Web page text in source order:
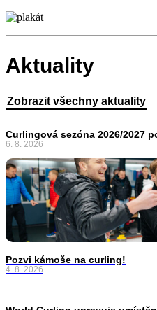
Aktuality
Zobrazit všechny aktuality
Curlingová sezóna 2026/2027
6. 8. 2026
Pozvi kámoše na curling!
4. 8. 2026